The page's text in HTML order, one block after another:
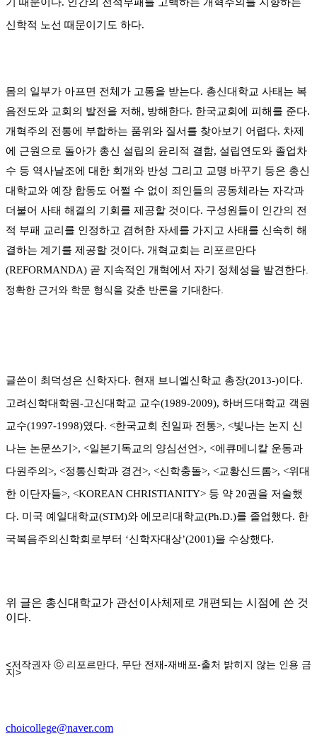
기 때문이다. 인간의 전적부패를 고백하는 개혁주의를 지향하는
신학적 노선 때문이기도 하다.
몸의 일부가 아프면 전체가 고통을 받는다. 총신대학교 사태는 복
음전도와 교회의 발전을 저해 , 방해한다. 한국교회에 피해를 준다.
개혁주의 전통에 부합하는 품위와 질서를 찾아보기 어렵다. 차제
에 근원으로 돌아가 총신 설립의 윤리적 결함, 설립연도와 졸업차
수 등 역사날조에 대한 회개와 반성 그리고 교명 바꾸기 등은 총신
대학교와 예장 합동도 어쩔 수 없이 죄인들의 공동체라는 자각과
더불어 사태 해결의 기회를 제공할 것이다. 구성원들이 인간의 전
적 부패 교리를 인정하고 겸허한 자세를 가지고 사태를 신속히 해
결하는 계기를 제공할 것이다. 개혁교회는 리포르만다
(REFORMANDA) 곧 지속적인 개혁에서 자기 정체성을 발견한다.
정확한 근거와 학문 형식을 갖춘 반론을 기대한다.
글쓴이 최덕성은 신학자다. 현재 브니엘신학교 총장(2013-)이다.
고려신학대학원-고신대학교 교수(1989-2009), 하버드대학교 객원
교수(1997-1998)였다. <한국교회 친일파 전통>, <빛나는 논지 신
나는 논문쓰기 >, <일본기독교의 양심선언>, <에큐메니칼 운동과
다원주의 >, <정통신학과 경건>, <신학충돌>, <교황신드롬>, <위대
한 이단자들>, <KOREAN CHRISTIANITY> 등 약 20권을 저술했
다. 미국 예일대학교(STM)와 에모리대학교(Ph.D.)를 졸업했다. 한
국복음주의신학회로부터 ‘신학자대상’(2001)을 수상했다.
위 글은 총신대학교가 관선이사체제로 개편되는 시점에 쓴 것
이다.
<저작권자 ⓒ 리포르만다, 무단 전재 -재배포-출처 밝히지 않는 인용 금
지 >
choicollege@naver.com